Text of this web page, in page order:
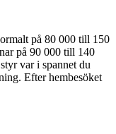
på 80 000 till 150
på 90 000 till 140
var i spannet du
Efter hembesöket